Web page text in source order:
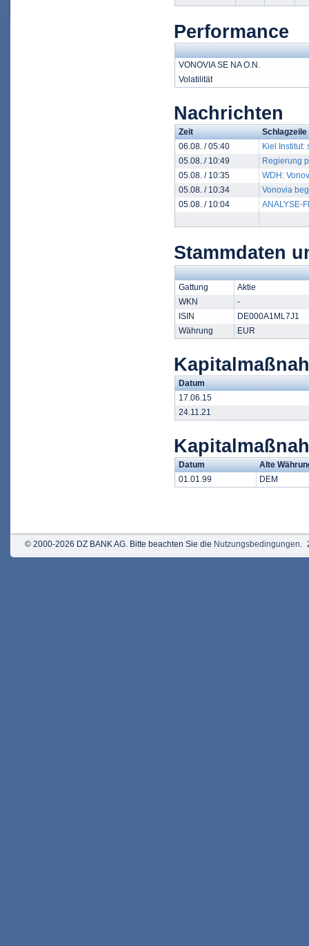
Performance
VONOVIA SE NA O.N.
Volatilität
Nachrichten
Zeit
Schlagzeile
06.08. / 05:40
Kiel
05.08. / 10:49
Regierung
05.08. / 10:35
WDH:
05.08. / 10:34
Vonovia
05.08. / 10:04
ANALYSE-
Stammdaten
Gattung
Aktie
WKN
-
ISIN
DE000A1ML7J1
Währung
EUR
Datum
17.06.15
24.11.21
Datum
Alte
01.01.99
DEM
© 2000-2026 DZ BANK AG. Bitte beachten Sie die Nutzungsbedingungen.